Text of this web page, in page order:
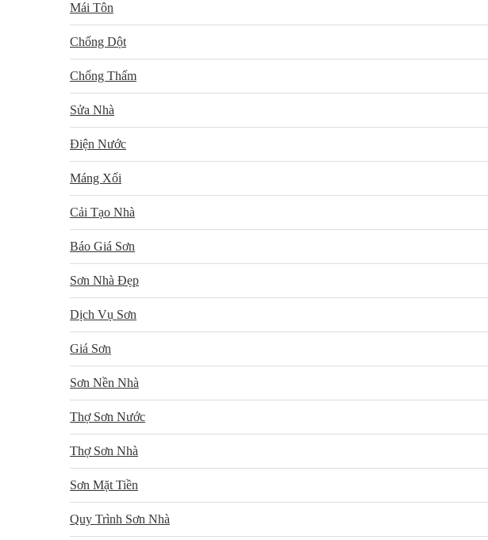
Mái Tôn
Chống Dột
Chống Thấm
Sửa Nhà
Điện Nước
Máng Xối
Cải Tạo Nhà
Báo Giá Sơn
Sơn Nhà Đẹp
Dịch Vụ Sơn
Giá Sơn
Sơn Nền Nhà
Thợ Sơn Nước
Thợ Sơn Nhà
Sơn Mặt Tiền
Quy Trình Sơn Nhà